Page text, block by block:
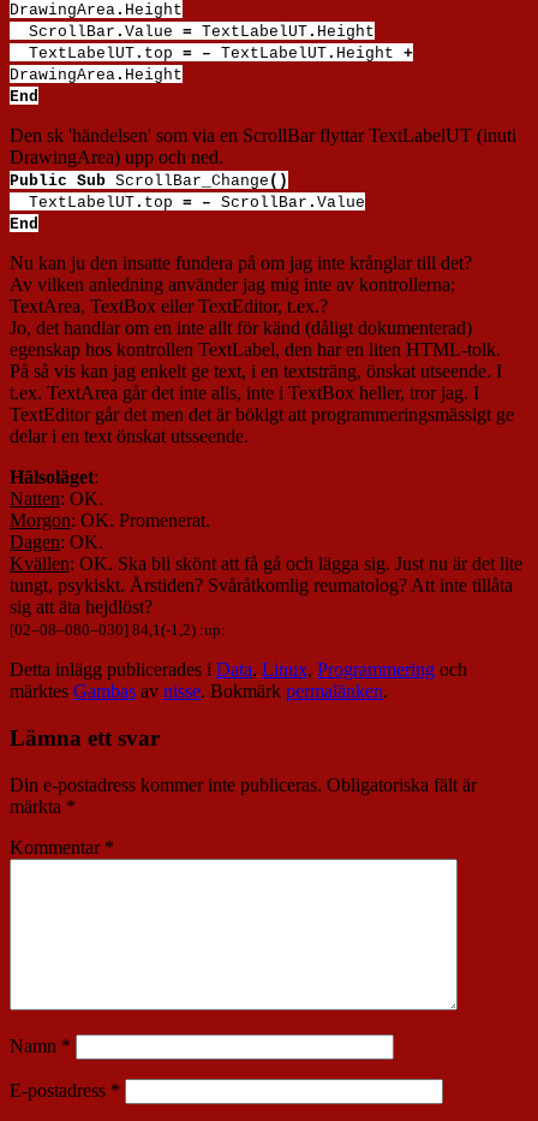
DrawingArea . Height
ScrollBar . Value = TextLabelUT . Height
TextLabelUT . top = – TextLabelUT . Height +
DrawingArea . Height
End
Den sk 'händelsen' som via en ScrollBar flyttar TextLabelUT (inuti
DrawingArea) upp och ned.
Public Sub ScrollBar_Change ()
TextLabelUT . top = – ScrollBar . Value
End
Nu kan ju den insatte fundera på om jag inte krånglar till det?
Av vilken anledning använder jag mig inte av kontrollerna;
TextArea, TextBox eller TextEditor, t.ex.?
Jo, det handlar om en inte allt för känd (dåligt dokumenterad)
egenskap hos kontrollen TextLabel, den har en liten HTML-tolk.
På så vis kan jag enkelt ge text, i en textsträng, önskat utseende. I
t.ex. TextArea går det inte alls, inte i TextBox heller, tror jag. I
TextEditor går det men det är bökigt att programmeringsmässigt ge
delar i en text önskat utsseende.
Hälsoläget:
Natten: OK.
Morgon: OK. Promenerat.
Dagen: OK.
Kvällen: OK. Ska bli skönt att få gå och lägga sig. Just nu är det lite
tungt, psykiskt. Årstiden? Svåråtkomlig reumatolog? Att inte tillåta
sig att äta hejdlöst?
[02–08–080–030] 84,1(-1,2) :up:
Detta inlägg publicerades i Data, Linux, Programmering och
märktes Gambas av nisse. Bokmärk permalänken.
Lämna ett svar
Din e-postadress kommer inte publiceras. Obligatoriska fält är
märkta *
Kommentar *
Namn *
E-postadress *